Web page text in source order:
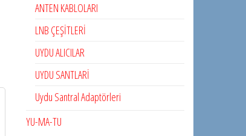
ANTEN KABLOLARI
LNB ÇEŞİTLERİ
UYDU ALICILAR
UYDU SANTLARİ
Uydu Santral Adaptörleri
YU-MA-TU